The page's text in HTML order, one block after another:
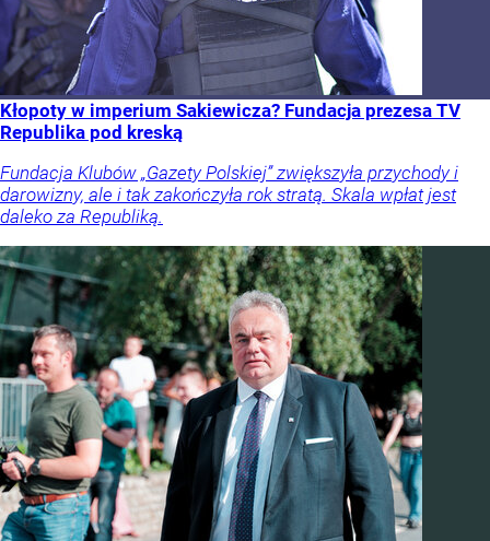
Kłopoty w imperium Sakiewicza? Fundacja prezesa TV
Republika pod kreską
Fundacja Klubów „Gazety Polskiej” zwiększyła przychody i
darowizny, ale i tak zakończyła rok stratą. Skala wpłat jest
daleko za Republiką.